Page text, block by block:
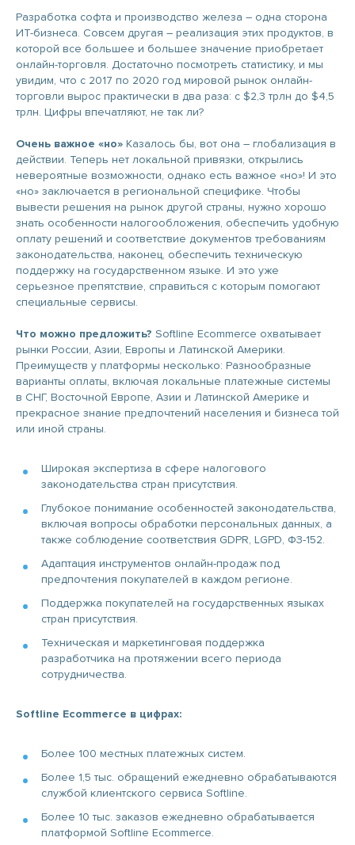
Разработка софта и производство железа – одна сторона
ИТ-бизнеса. Совсем другая – реализация этих продуктов, в
которой все большее и большее значение приобретает
онлайн-торговля. Достаточно посмотреть статистику, и мы
увидим, что с 2017 по 2020 год мировой рынок онлайн-
торговли вырос практически в два раза: с $2,3 трлн до $4,5
трлн. Цифры впечатляют, не так ли?
Очень важное «но» Казалось бы, вот она – глобализация в
действии. Теперь нет локальной привязки, открылись
невероятные возможности, однако есть важное «но»! И это
«но» заключается в региональной специфике. Чтобы
вывести решения на рынок другой страны, нужно хорошо
знать особенности налогообложения, обеспечить удобную
оплату решений и соответствие документов требованиям
законодательства, наконец, обеспечить техническую
поддержку на государственном языке. И это уже
серьезное препятствие, справиться с которым помогают
специальные сервисы.
Что можно предложить? Softline Ecommerce охватывает
рынки России, Азии, Европы и Латинской Америки.
Преимуществ у платформы несколько: Разнообразные
варианты оплаты, включая локальные платежные системы
в СНГ, Восточной Европе, Азии и Латинской Америке и
прекрасное знание предпочтений населения и бизнеса той
или иной страны.
Широкая экспертиза в сфере налогового
законодательства стран присутствия.
Глубокое понимание особенностей законодательства,
включая вопросы обработки персональных данных, а
также соблюдение соответствия GDPR, LGPD, ФЗ-152.
Адаптация инструментов онлайн-продаж под
предпочтения покупателей в каждом регионе.
Поддержка покупателей на государственных языках
стран присутствия.
Техническая и маркетинговая поддержка
разработчика на протяжении всего периода
сотрудничества.
Softline Ecommerce в цифрах:
Более 100 местных платежных систем.
Более 1,5 тыс. обращений ежедневно обрабатываются
службой клиентского сервиса Softline.
Более 10 тыс. заказов ежедневно обрабатывается
платформой Softline Ecommerce.